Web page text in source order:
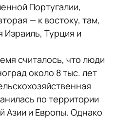
Португалии,
— к востоку, там,
Израиль, Турция и
считалось, что люди
около 8 тыс. лет
по территории
Азии и Европы. Однако